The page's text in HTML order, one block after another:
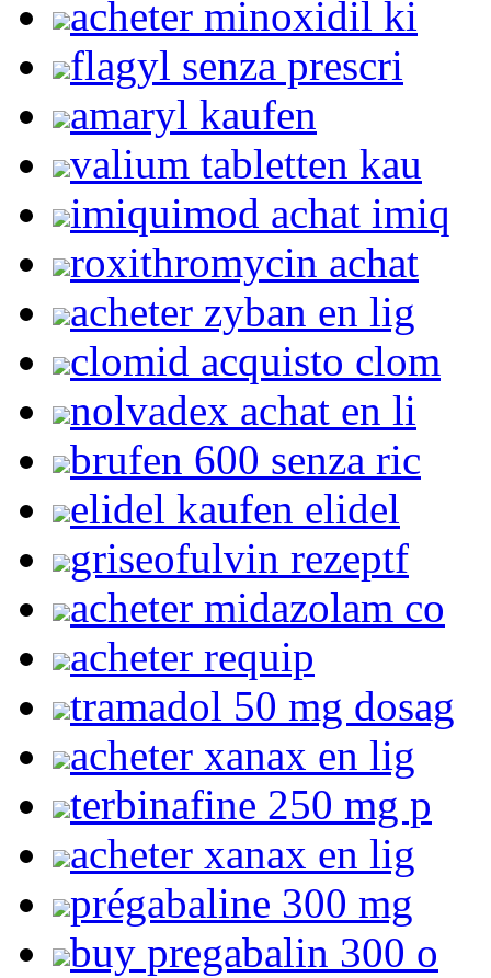
acheter minoxidil ki
flagyl senza prescri
amaryl kaufen
valium tabletten kau
imiquimod achat imiq
roxithromycin achat
acheter zyban en lig
clomid acquisto clom
nolvadex achat en li
brufen 600 senza ric
elidel kaufen elidel
griseofulvin rezeptf
acheter midazolam co
acheter requip
tramadol 50 mg dosag
acheter xanax en lig
terbinafine 250 mg p
acheter xanax en lig
prégabaline 300 mg
buy pregabalin 300 o